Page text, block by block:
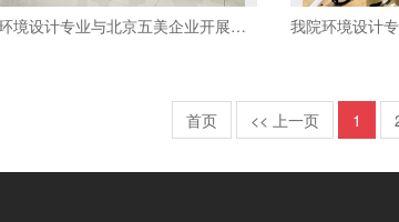
我院环境设计专业与北京五美企业开展访企拓岗交流
首页 << 上一页 1